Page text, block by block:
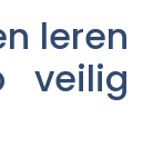
leren
veilig